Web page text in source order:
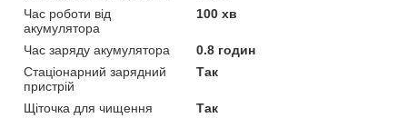
Час роботи від
акумулятора
100 хв
Час заряду акумулятора
0.8 годин
Стаціонарний зарядний
пристрій
Так
Щіточка для чищення Так